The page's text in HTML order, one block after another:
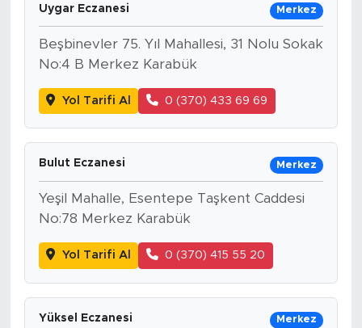
Uygar Eczanesi Merkez
Beşbinevler 75. Yıl Mahallesi, 31 Nolu Sokak
No:4 B Merkez Karabük
Yol Tarifi Al 0 (370) 433 69 69
Bulut Eczanesi Merkez
Yeşil Mahalle, Esentepe Taşkent Caddesi
No:78 Merkez Karabük
Yol Tarifi Al 0 (370) 415 55 20
Yüksel Eczanesi Merkez